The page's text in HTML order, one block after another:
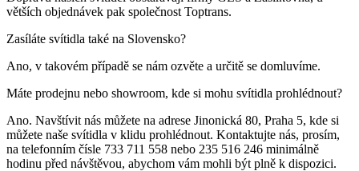
větších objednávek pak společnost Toptrans.
Zasíláte svítidla také na Slovensko?
Ano, v takovém případě se nám ozvěte a určitě se domluvíme.
Máte prodejnu nebo showroom, kde si mohu svítidla prohlédnout?
Ano. Navštívit nás můžete na adrese Jinonická 80, Praha 5, kde si
můžete naše svítidla v klidu prohlédnout. Kontaktujte nás, prosím,
na telefonním čísle 733 711 558 nebo 235 516 246 minimálně
hodinu před návštěvou, abychom vám mohli být plně k dispozici.